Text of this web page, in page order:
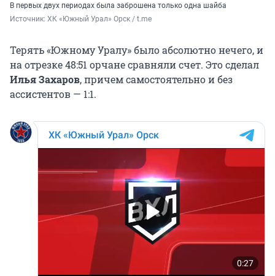
В первых двух периодах была заброшена только одна шайба
Источник: ХК «Южный Урал» Орск / t.me
Терять «Южному Уралу» было абсолютно нечего, и
на отрезке 48:51 орчане сравняли счет. Это сделал
Илья Захаров, причем самостоятельно и без
ассистентов — 1:1.